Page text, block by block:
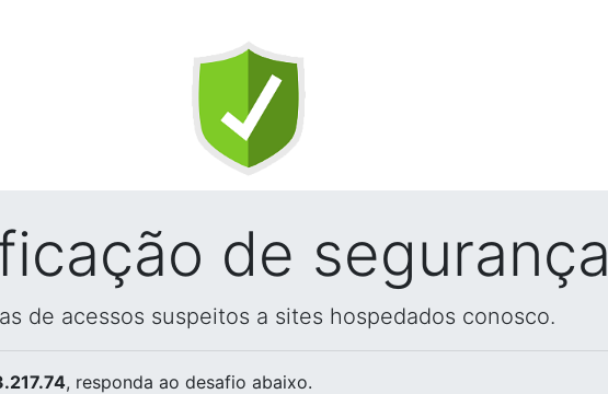
de segurança
de acessos suspeitos a sites hospedados conosco.
, responda ao desafio abaixo.